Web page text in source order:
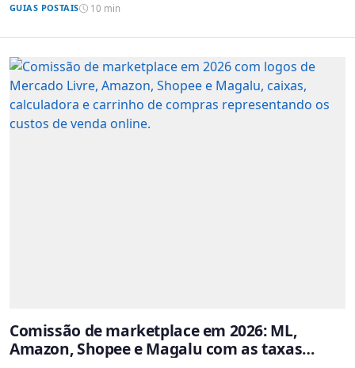
GUIAS POSTAIS 10 min
Comissão de marketplace em 2026: ML,
Amazon, Shopee e Magalu com as taxas